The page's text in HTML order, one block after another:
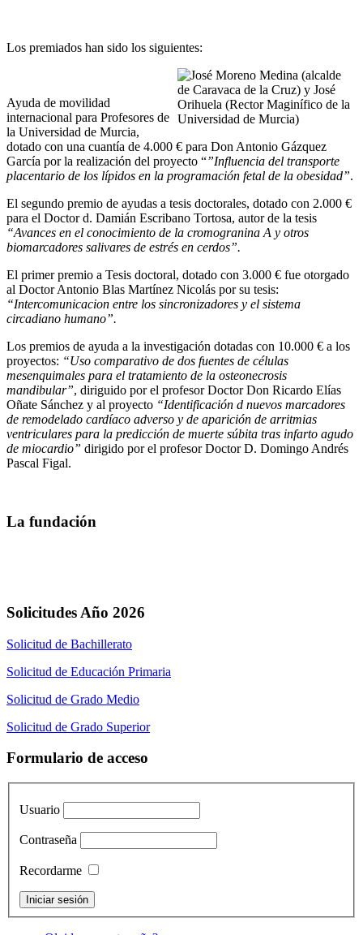
Los premiados han sido los siguientes:
Ayuda de movilidad
internacional para Profesores de
la Universidad de Murcia,
dotado con una cuantía de 4.000 € para Don Antonio Gázquez
García por la realización del proyecto “”Influencia del transporte
placentario de los lípidos en la programación fetal de la obesidad”.
El segundo premio de ayudas a tesis doctorales, dotado con 2.000 €
para el Doctor d. Damián Escribano Tortosa, autor de la tesis
“Avances en el conocimiento de la cromogranina A y otros
biomarcadores salivares de estrés en cerdos”.
El primer premio a Tesis doctoral, dotado con 3.000 € fue otorgado
al Doctor Antonio Blas Martínez Nicolás por su tesis:
“Intercomunicacion entre los sincronizadores y el sistema
circadiano humano”.
Los premios de ayuda a la investigación dotadas con 10.000 € a los
proyectos: “Uso comparativo de dos fuentes de células
mesenquimales para el tratamiento de la osteonecrosis
mandibular”, diriguido por el profesor Doctor Don Ricardo Elías
Oñate Sánchez y al proyecto “Identificación d nuevos marcadores
de remodelado cardíaco adverso y de aparición de arritmias
ventriculares para la predicción de muerte súbita tras infarto agudo
de miocardio” dirigido por el profesor Doctor D. Domingo Andrés
Pascal Figal.
La fundación
Solicitudes Año 2026
Solicitud de Bachillerato
Solicitud de Educación Primaria
Solicitud de Grado Medio
Solicitud de Grado Superior
Formulario de acceso
Usuario
Contraseña
Recordarme